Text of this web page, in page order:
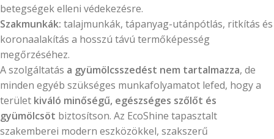
betegségek elleni védekezésre.
Szakmunkák: talajmunkák, tápanyag-utánpótlás, ritkítás és
koronaalakítás a hosszú távú termőképesség
megőrzéséhez.
A szolgáltatás a gyümölcsszedést nem tartalmazza, de
minden egyéb szükséges munkafolyamatot lefed, hogy a
terület kiváló minőségű, egészséges szőlőt és
gyümölcsöt biztosítson. Az EcoShine tapasztalt
szakemberei modern eszközökkel, szakszerű